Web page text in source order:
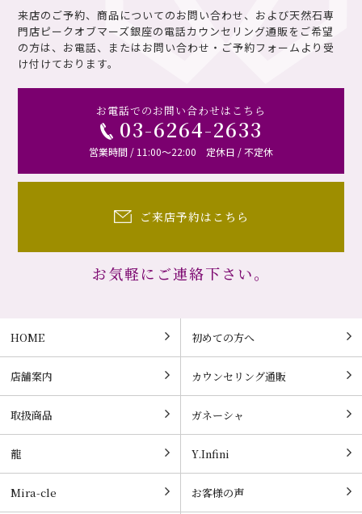
来店のご予約、商品についてのお問い合わせ、および天然石専
門店ピークオブマーズ銀座の電話カウンセリング通販を ご希望
の方は、お電話、またはお問い合わせ・ご予約フォームより受
け付けております。
お電話でのお問い合わせはこちら
03-6264-2633
営業時間 / 11:00～22:00 定休日 / 不定休
ご来店予約はこちら
お気軽にご連絡下さい。
HOME 初めての方へ
店舗案内 カウンセリング通販
取扱商品 ガネーシャ
龍 Y.Infini
Mira-cle お客様の声